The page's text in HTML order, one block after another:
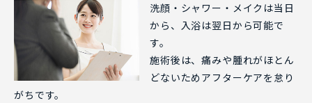
洗顔・シャワー・メイクは当日
から、入浴は翌日から可能で
す。
施術後は、痛みや腫れがほとん
どないためアフターケアを怠り
がちです。